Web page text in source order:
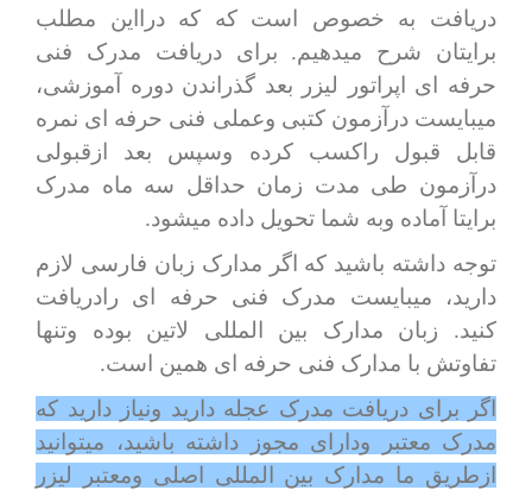
دریافت به خصوص است که که درااین مطلب
برایتان شرح میدهیم. برای دریافت مدرک فنی
حرفه ای اپراتور لیزر بعد گذراندن دوره آموزشی،
میبایست درآزمون کتبی وعملی فنی حرفه ای نمره
قابل قبول راکسب کرده وسپس بعد ازقبولی
درآزمون طی مدت زمان حداقل سه ماه مدرک
برایتا آماده وبه شما تحویل داده میشود.
توجه داشته باشید که اگر مدارک زبان فارسی لازم
دارید، میبایست مدرک فنی حرفه ای رادریافت
کنید. زبان مدارک بین المللی لاتین بوده وتنها
تفاوتش با مدارک فنی حرفه ای همین است.
اگر برای دریافت مدرک عجله دارید ونیاز دارید که
مدرک معتبر ودارای مجوز داشته باشید، میتوانید
ازطریق ما مدارک بین المللی اصلی ومعتبر لیزر